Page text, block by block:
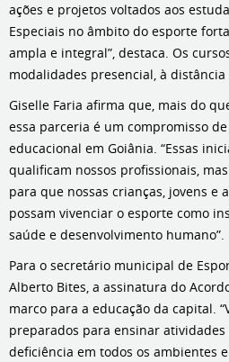
ações e projetos voltados aos
Especiais no âmbito do esporte
ampla e integral”, destaca. Os
modalidades presencial, à
Giselle Faria afirma que, mais do
essa parceria é um compromisso
educacional em Goiânia. “Essas
qualificam nossos profissionais,
para que nossas crianças, jovens e
possam vivenciar o esporte como
saúde e desenvolvimento humano”.
Para o secretário municipal de
Alberto Bites, a assinatura do
marco para a educação da capital.
preparados para ensinar atividades
deficiência em todos os ambientes